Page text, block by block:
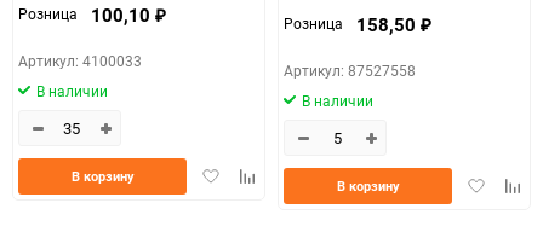
Розница 100,10 ₽
Артикул: 4100033
В наличии
ДобавитьДобавить
В корзину
Розница 158,50 ₽
Артикул: 87527558
В наличии
Добавить
В корзину